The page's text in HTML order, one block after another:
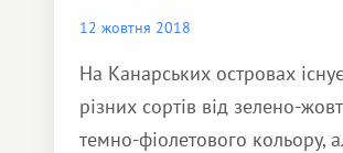
12 жовтня 2018
На Канарських островах
різних сортів від зелено-
темно-фіолетового кольору,